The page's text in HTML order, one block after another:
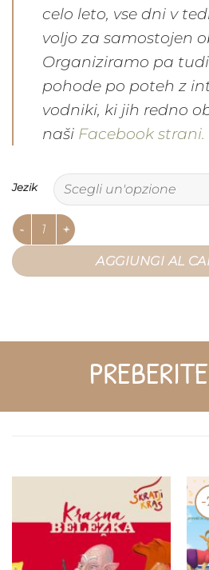
celo leto, vse dni v
voljo za samostojen
Organiziramo pa
pohode po poteh z
vodniki, ki jih redno
naši Facebook strani.
Jezik
Smaragdna beležka quantità
AGGIUNGI AL
-